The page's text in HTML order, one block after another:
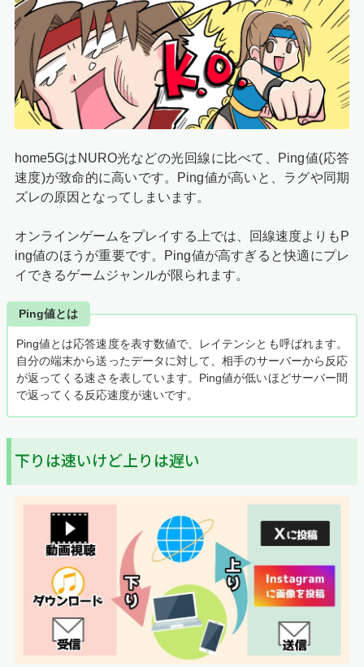
home5GはNURO光などの光回線に比べて、Ping値(応答
速度)が致命的に高いです。Ping値が高いと、ラグや同期
ズレの原因となってしまいます。
オンラインゲームをプレイする上では、回線速度よりもP
ing値のほうが重要です。Ping値が高すぎると快適にプレ
イできるゲームジャンルが限られます。
Ping値とは
Ping値とは応答速度を表す数値で、レイテンシとも呼ばれます。
自分の端末から送ったデータに対して、相手のサーバーから反応
が返ってくる速さを表しています。Ping値が低いほどサーバー間
で返ってくる反応速度が速いです。
下りは速いけど上りは遅い